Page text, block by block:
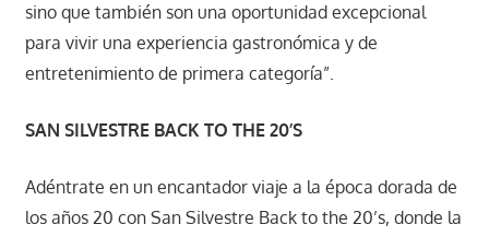
sino que también son una oportunidad excepcional
para vivir una experiencia gastronómica y de
entretenimiento de primera categoría”.
SAN SILVESTRE BACK TO THE 20’S
Adéntrate en un encantador viaje a la época dorada de
los años 20 con San Silvestre Back to the 20’s, donde la